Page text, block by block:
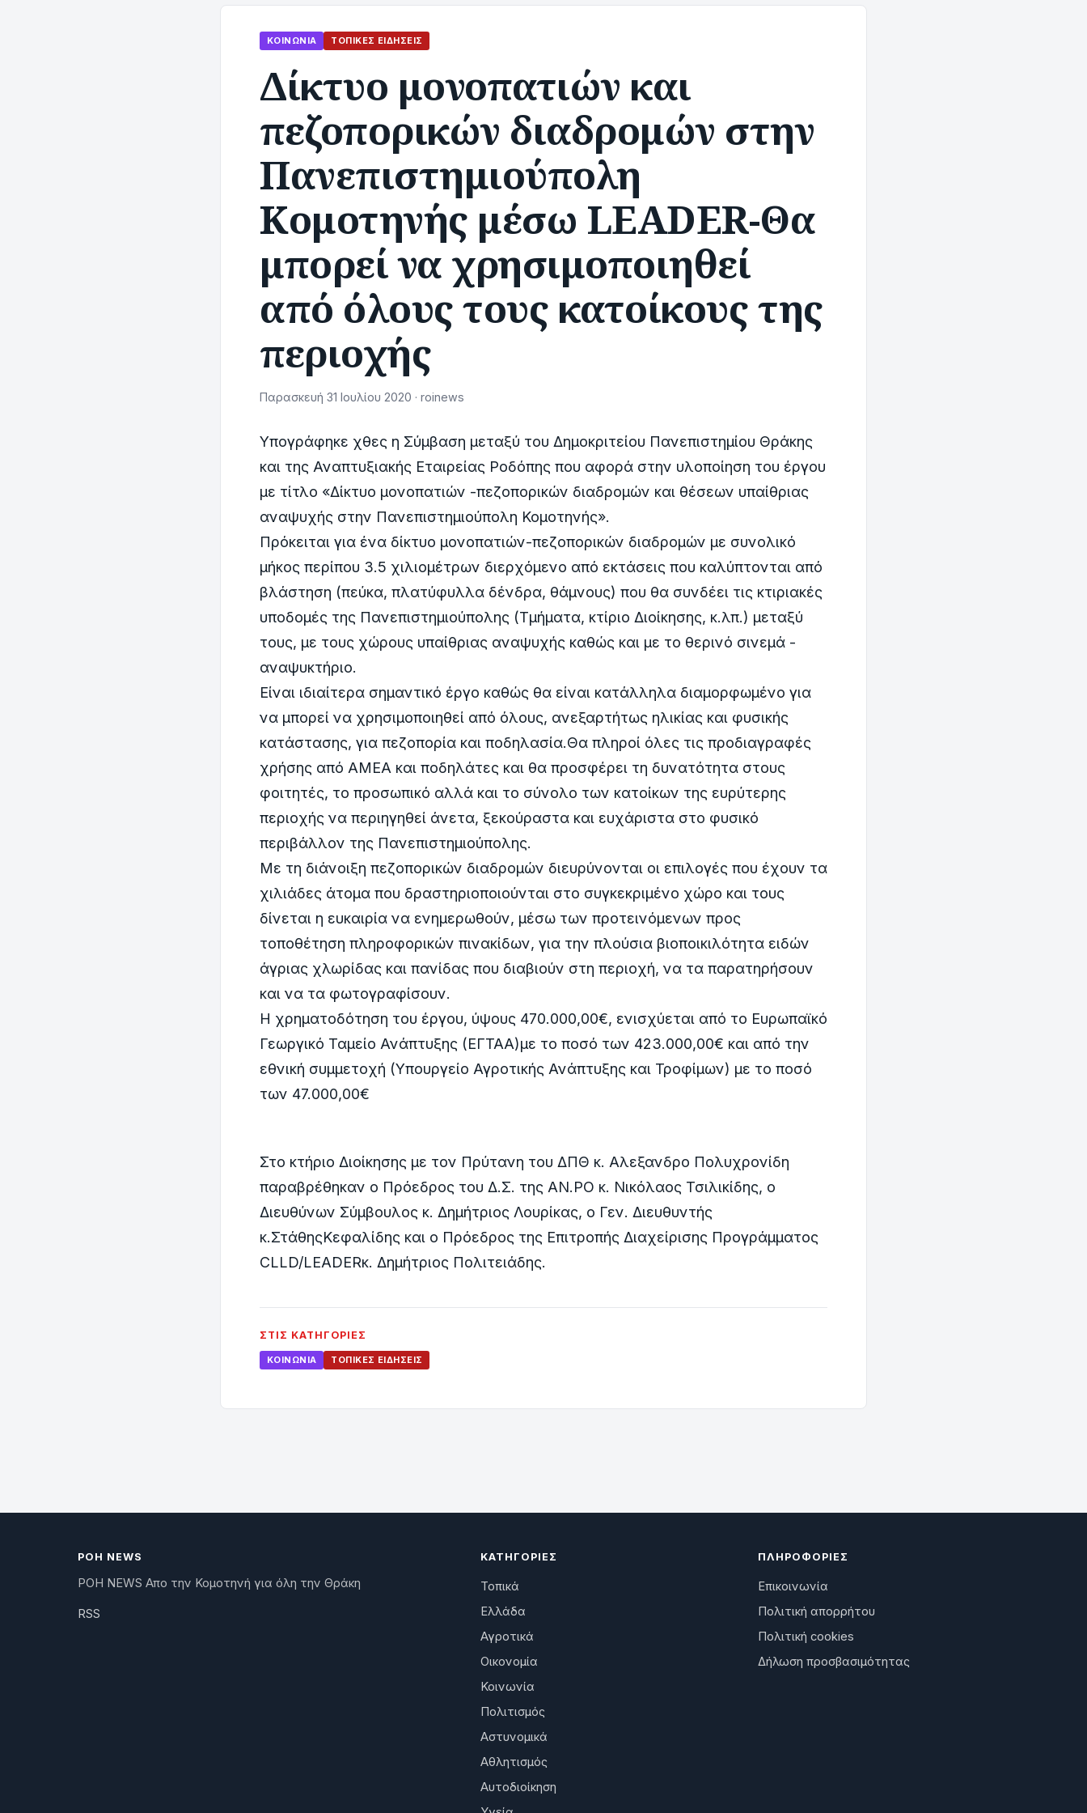
ΚΟΙΝΩΝΊΑ ΤΟΠΙΚΈΣ ΕΙΔΉΣΕΙΣ
Δίκτυο μονοπατιών και
πεζοπορικών διαδρομών στην
Πανεπιστημιούπολη
Κομοτηνής μέσω LEADER-Θα
μπορεί να χρησιμοποιηθεί
από όλους τους κατοίκους της
περιοχής
Παρασκευή 31 Ιουλίου 2020 · roinews
Υπογράφηκε χθες η Σύμβαση μεταξύ του Δημοκριτείου Πανεπιστημίου Θράκης
και της Αναπτυξιακής Εταιρείας Ροδόπης που αφορά στην υλοποίηση του έργου
με τίτλο «Δίκτυο μονοπατιών -πεζοπορικών διαδρομών και θέσεων υπαίθριας
αναψυχής στην Πανεπιστημιούπολη Κομοτηνής».
Πρόκειται για ένα δίκτυο μονοπατιών-πεζοπορικών διαδρομών με συνολικό
μήκος περίπου 3.5 χιλιομέτρων διερχόμενο από εκτάσεις που καλύπτονται από
βλάστηση (πεύκα, πλατύφυλλα δένδρα, θάμνους) που θα συνδέει τις κτιριακές
υποδομές της Πανεπιστημιούπολης (Τμήματα, κτίριο Διοίκησης, κ.λπ.) μεταξύ
τους, με τους χώρους υπαίθριας αναψυχής καθώς και με το θερινό σινεμά -
αναψυκτήριο.
Είναι ιδιαίτερα σημαντικό έργο καθώς θα είναι κατάλληλα διαμορφωμένο για
να μπορεί να χρησιμοποιηθεί από όλους, ανεξαρτήτως ηλικίας και φυσικής
κατάστασης, για πεζοπορία και ποδηλασία.Θα πληροί όλες τις προδιαγραφές
χρήσης από ΑΜΕΑ και ποδηλάτες και θα προσφέρει τη δυνατότητα στους
φοιτητές, το προσωπικό αλλά και το σύνολο των κατοίκων της ευρύτερης
περιοχής να περιηγηθεί άνετα, ξεκούραστα και ευχάριστα στο φυσικό
περιβάλλον της Πανεπιστημιούπολης.
Με τη διάνοιξη πεζοπορικών διαδρομών διευρύνονται οι επιλογές που έχουν τα
χιλιάδες άτομα που δραστηριοποιούνται στο συγκεκριμένο χώρο και τους
δίνεται η ευκαιρία να ενημερωθούν, μέσω των προτεινόμενων προς
τοποθέτηση πληροφορικών πινακίδων, για την πλούσια βιοποικιλότητα ειδών
άγριας χλωρίδας και πανίδας που διαβιούν στη περιοχή, να τα παρατηρήσουν
και να τα φωτογραφίσουν.
Η χρηματοδότηση του έργου, ύψους 470.000,00€, ενισχύεται από το Ευρωπαϊκό
Γεωργικό Ταμείο Ανάπτυξης (ΕΓΤΑΑ)με το ποσό των 423.000,00€ και από την
εθνική συμμετοχή (Υπουργείο Αγροτικής Ανάπτυξης και Τροφίμων) με το ποσό
των 47.000,00€
Στο κτήριο Διοίκησης με τον Πρύτανη του ΔΠΘ κ. Αλεξανδρο Πολυχρονίδη
παραβρέθηκαν ο Πρόεδρος του Δ.Σ. της ΑΝ.ΡΟ κ. Νικόλαος Τσιλικίδης, ο
Διευθύνων Σύμβουλος κ. Δημήτριος Λουρίκας, ο Γεν. Διευθυντής
κ.ΣτάθηςΚεφαλίδης και ο Πρόεδρος της Επιτροπής Διαχείρισης Προγράμματος
CLLD/LEADERκ. Δημήτριος Πολιτειάδης.
ΣΤΙΣ ΚΑΤΗΓΟΡΊΕΣ
ΚΟΙΝΩΝΊΑ ΤΟΠΙΚΈΣ ΕΙΔΉΣΕΙΣ
ΡΟΗ NEWS
ΡΟΗ NEWS Απο την Κομοτηνή για όλη την Θράκη
RSS
ΚΑΤΗΓΟΡΊΕΣ
Τοπικά
Ελλάδα
Αγροτικά
Οικονομία
Κοινωνία
Πολιτισμός
Αστυνομικά
Αθλητισμός
Αυτοδιοίκηση
ΠΛΗΡΟΦΟΡΊΕΣ
Επικοινωνία
Πολιτική απορρήτου
Πολιτική cookies
Δήλωση προσβασιμότητας